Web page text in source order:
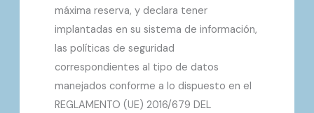
máxima reserva, y declara tener
implantadas en su sistema de información,
las políticas de seguridad
correspondientes al tipo de datos
manejados conforme a lo dispuesto en el
REGLAMENTO (UE) 2016/679 DEL